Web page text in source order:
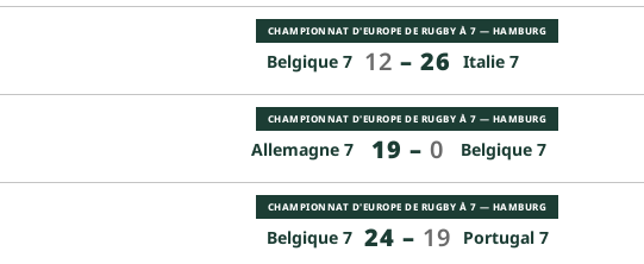
CHAMPIONNAT D'EUROPE DE RUGBY À 7 — HAMBURG
Belgique 7 12 – 26 Italie 7
CHAMPIONNAT D'EUROPE DE RUGBY À 7 — HAMBURG
Allemagne 7 19 – 0 Belgique 7
CHAMPIONNAT D'EUROPE DE RUGBY À 7 — HAMBURG
Belgique 7 24 – 19 Portugal 7